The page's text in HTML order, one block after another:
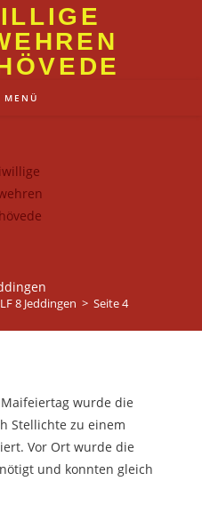
MENÜ
LF 8 Jeddingen > Seite 4
wurde die
Stellichte zu einem
Vor Ort wurde die
und konnten gleich